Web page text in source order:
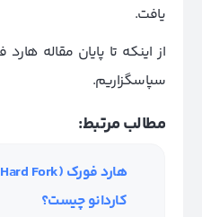
یافت.
از اینکه تا پایان مقاله
سپاسگزاریم.
مطالب مرتبط:
هارد فورک (Hard Fork) چیست؟
کاردانو چیست؟